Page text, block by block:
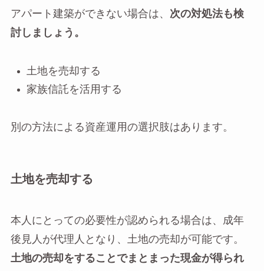
アパート建築ができない場合は、 次の対処法も検
討しましょう。
土地を売却する
家族信託を活用する
別の方法による資産運用の選択肢はあります。
土地を売却する
本人にとっての必要性が認められる場合は、成年
後見人が代理人となり、土地の売却が可能です。
土地の売却をすることでまとまった現金が得られ